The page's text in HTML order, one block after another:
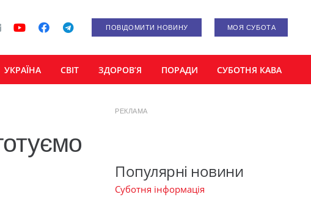
ПОВІДОМИТИ НОВИНУ МОЯ СУБОТА
УКРАЇНА СВІТ ЗДОРОВ’Я ПОРАДИ СУБОТНЯ КАВА
РЕКЛАМА
Популярні новини
Суботня інформація